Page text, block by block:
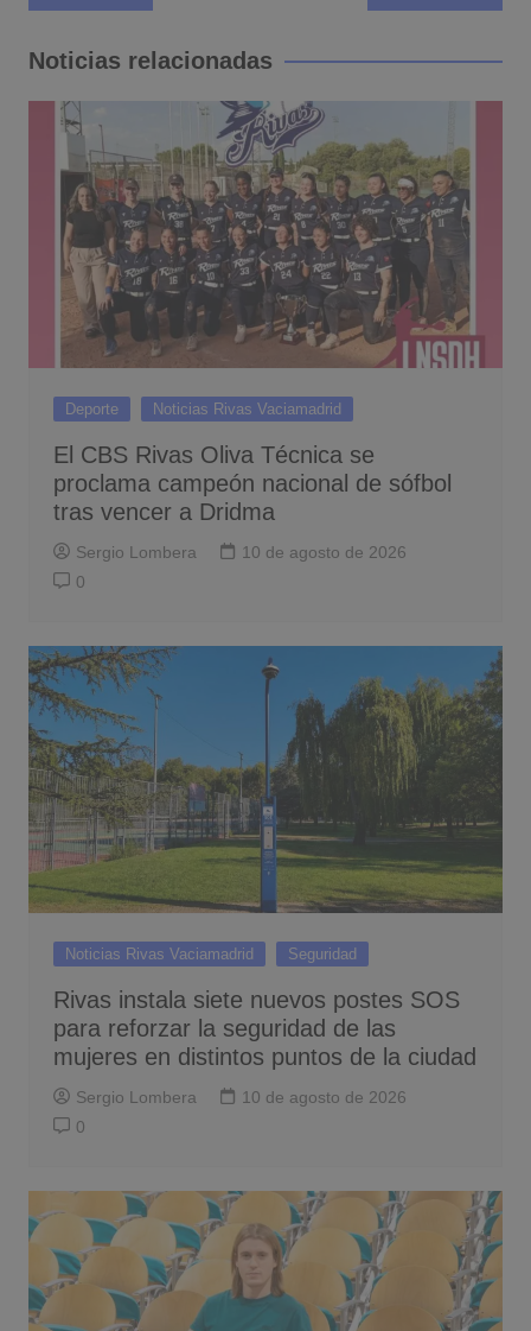
de
entradas
Noticias relacionadas
Deporte Noticias Rivas Vaciamadrid
El CBS Rivas Oliva Técnica se
proclama campeón nacional de sófbol
tras vencer a Dridma
Sergio Lombera
10 de agosto de 2026
0
Noticias Rivas Vaciamadrid Seguridad
Rivas instala siete nuevos postes SOS
para reforzar la seguridad de las
mujeres en distintos puntos de la ciudad
Sergio Lombera
10 de agosto de 2026
0